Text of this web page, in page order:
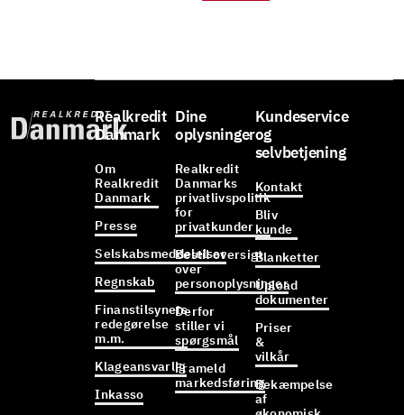
Realkredit
Danmark
Om
Realkredit
Danmark
Presse
Selskabsmeddelelser
Regnskab
Finanstilsynets
redegørelse
m.m.
Klageansvarlig
Inkasso
Dine
oplysninger
Realkredit
Danmarks
privatlivspolitik
for
privatkunder
Bestil oversigt
over
personoplysninger
Derfor
stiller vi
spørgsmål
Frameld
markedsføring
Kundeservice
og
selvbetjening
Kontakt
Bliv
kunde
Blanketter
Upload
dokumenter
Priser
&
vilkår
Bekæmpelse
af